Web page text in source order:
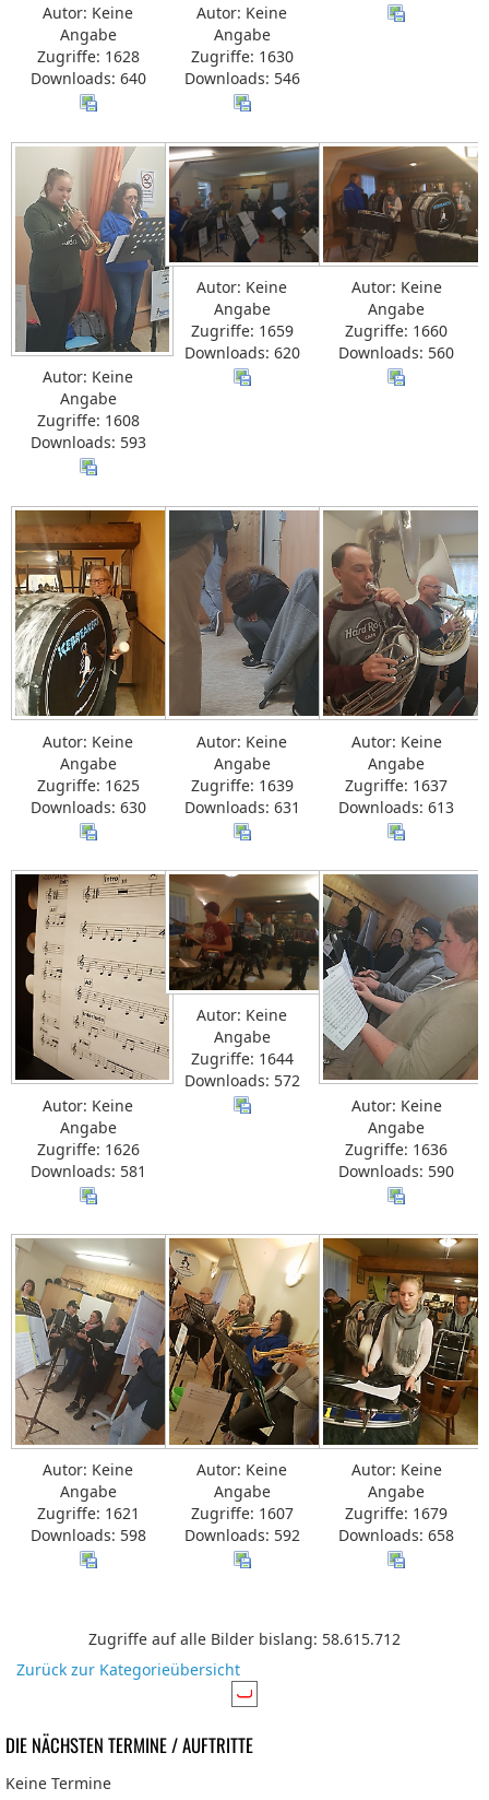
Autor: Keine
Angabe
Zugriffe: 1628
Downloads: 640
Autor: Keine
Angabe
Zugriffe: 1630
Downloads: 546
Autor: Keine
Angabe
Zugriffe: 1608
Downloads: 593
Autor: Keine
Angabe
Zugriffe: 1659
Downloads: 620
Autor: Keine
Angabe
Zugriffe: 1660
Downloads: 560
Autor: Keine
Angabe
Zugriffe: 1625
Downloads: 630
Autor: Keine
Angabe
Zugriffe: 1639
Downloads: 631
Autor: Keine
Angabe
Zugriffe: 1637
Downloads: 613
Autor: Keine
Angabe
Zugriffe: 1626
Downloads: 581
Autor: Keine
Angabe
Zugriffe: 1644
Downloads: 572
Autor: Keine
Angabe
Zugriffe: 1636
Downloads: 590
Autor: Keine
Angabe
Zugriffe: 1621
Downloads: 598
Autor: Keine
Angabe
Zugriffe: 1607
Downloads: 592
Autor: Keine
Angabe
Zugriffe: 1679
Downloads: 658
Zugriffe auf alle Bilder bislang: 58.615.712
Zurück zur Kategorieübersicht
DIE NÄCHSTEN TERMINE / AUFTRITTE
Keine Termine